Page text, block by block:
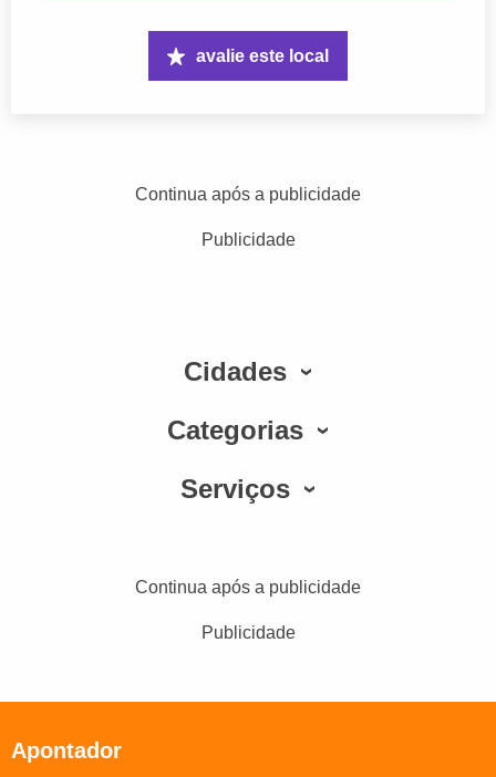
avalie este local
Continua após a publicidade
Publicidade
Cidades
Categorias
Serviços
Continua após a publicidade
Publicidade
Apontador